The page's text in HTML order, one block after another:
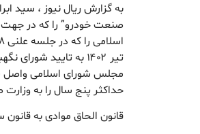
به گزارش ریال نیوز ، سید
صنعت خودرو” را که در
مجلس شورای اسلامی واصل
حداکثر پنج سال را به
قانون الحاق موادی به